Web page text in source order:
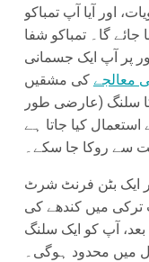
اور آیا آپ تمباکو
گا۔ تمباکو شفا
پر آپ ایک جسمانی
معالجے کی مشقیں
سلنگ (عارضی طور
کیا جاتا ہے
سے روکا جا سکے۔
ایک بٹن فرنٹ شرٹ
ترکی میں کندھے کی
آپ کو ایک سلنگ
میں محدود ہوگی۔